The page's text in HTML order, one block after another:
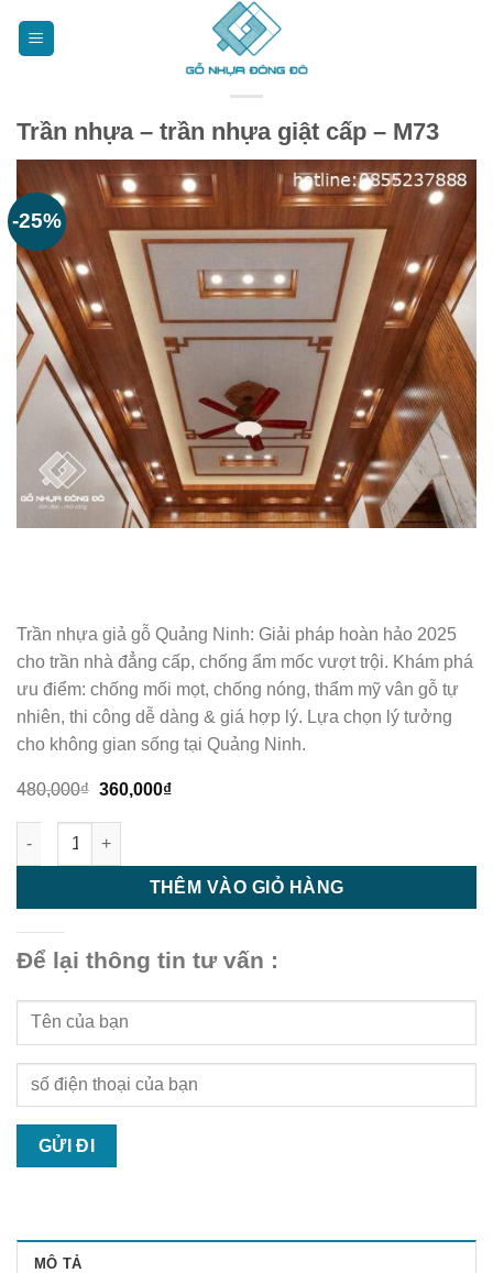
Trần nhựa – trần nhựa giật cấp – M73
-25%
Trần nhựa giả gỗ Quảng Ninh: Giải pháp hoàn hảo 2025
cho trần nhà đẳng cấp, chống ẩm mốc vượt trội. Khám phá
ưu điểm: chống mối mọt, chống nóng, thẩm mỹ vân gỗ tự
nhiên, thi công dễ dàng & giá hợp lý. Lựa chọn lý tưởng
cho không gian sống tại Quảng Ninh.
480,000₫ Giá
là:
480,000₫.
360,000₫Giá
Trần nhựa - trần nhựa giật cấp - M73 số lượng
THÊM VÀO GIỎ HÀNG
Để lại thông tin tư vấn :
MÔ TẢ